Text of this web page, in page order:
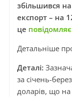
збільшився
експорт – на
це повідомляє
Детальніше
Деталі:
за січень-
доларів, що на